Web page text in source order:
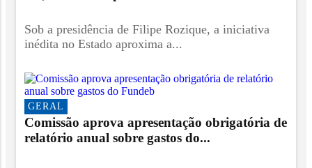
Sob a presidência de Filipe Rozique, a iniciativa
inédita no Estado aproxima a...
GERAL
Comissão aprova apresentação obrigatória de
relatório anual sobre gastos do...